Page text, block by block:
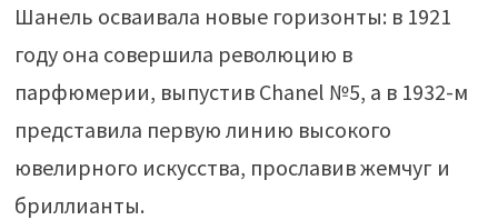
Шанель осваивала новые горизонты: в 1921
году она совершила революцию в
парфюмерии, выпустив Chanel №5, а в 1932-м
представила первую линию высокого
ювелирного искусства, прославив жемчуг и
бриллианты.